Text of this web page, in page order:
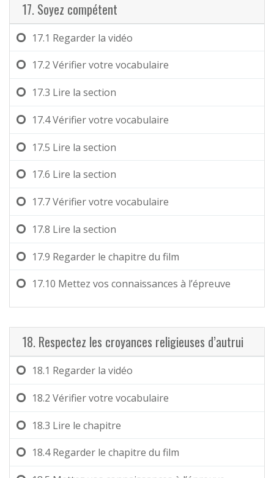
17. Soyez compétent
17.1 Regarder la vidéo
17.2 Vérifier votre vocabulaire
17.3 Lire la section
17.4Vérifier votre vocabulaire
17.5 Lire la section
17.6 Lire la section
17.7Vérifier votre vocabulaire
17.8 Lire la section
17.9 Regarder le chapitre du film
17.10 Mettez vos connaissances à l’épreuve
18. Respectez les croyances religieuses d’autrui
18.1 Regarder la vidéo
18.2 Vérifier votre vocabulaire
18.3 Lire le chapitre
18.4Regarder le chapitre du film